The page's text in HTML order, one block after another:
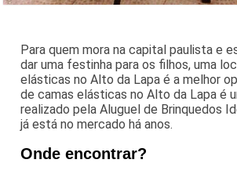
Para quem mora na capital paulista e
dar uma festinha para os filhos, uma
elásticas no Alto da Lapa é a melhor
de camas elásticas no Alto da Lapa é
realizado pela Aluguel de Brinquedos
já está no mercado há anos.
Onde encontrar?